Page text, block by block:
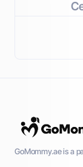
GoMommy.ae is a